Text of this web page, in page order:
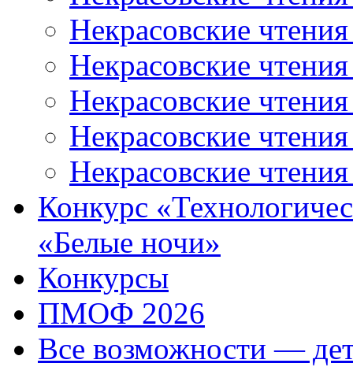
Некрасовские
Некрасовские
Некрасовские
Некрасовские
Некрасовские
Конкурс
«Белые ночи»
Конкурсы
ПМОФ 2026
Все возможности —